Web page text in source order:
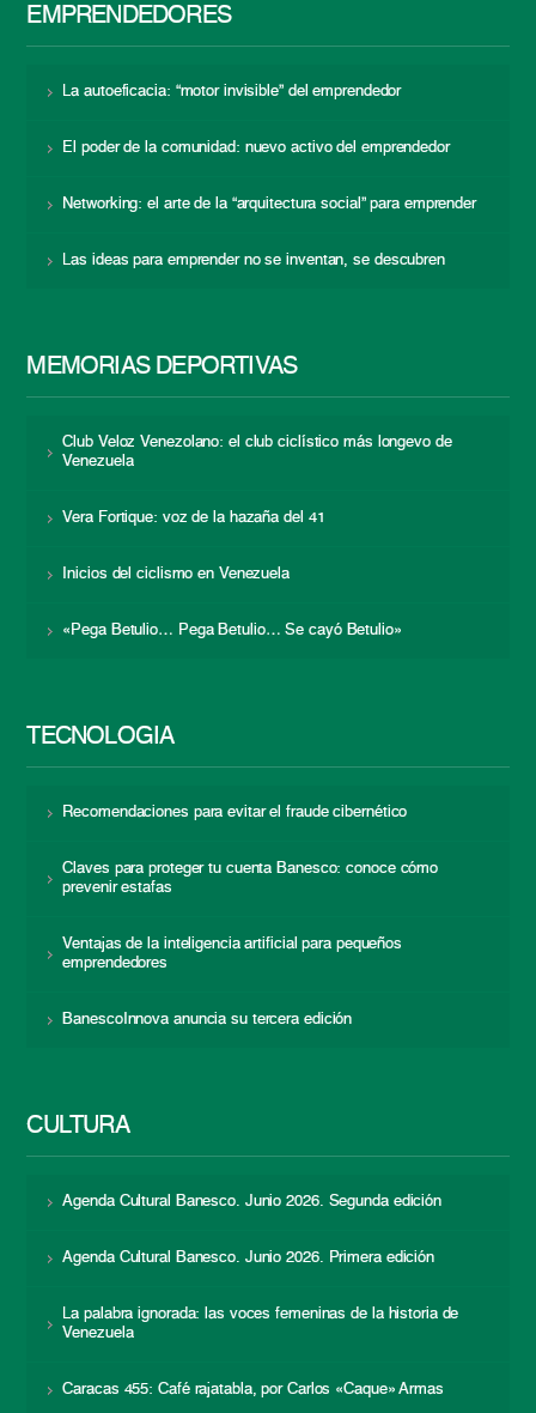
EMPRENDEDORES
La autoeficacia: “motor invisible” del emprendedor
El poder de la comunidad: nuevo activo del emprendedor
Networking: el arte de la “arquitectura social” para emprender
Las ideas para emprender no se inventan, se descubren
MEMORIAS DEPORTIVAS
Club Veloz Venezolano: el club ciclístico más longevo de
Venezuela
Vera Fortique: voz de la hazaña del 41
Inicios del ciclismo en Venezuela
«Pega Betulio… Pega Betulio… Se cayó Betulio»
TECNOLOGÍA
Recomendaciones para evitar el fraude cibernético
Claves para proteger tu cuenta Banesco: conoce cómo
prevenir estafas
Ventajas de la inteligencia artificial para pequeños
emprendedores
BanescoInnova anuncia su tercera edición
CULTURA
Agenda Cultural Banesco. Junio 2026. Segunda edición
Agenda Cultural Banesco. Junio 2026. Primera edición
La palabra ignorada: las voces femeninas de la historia de
Venezuela
Caracas 455: Café rajatabla, por Carlos «Caque» Armas